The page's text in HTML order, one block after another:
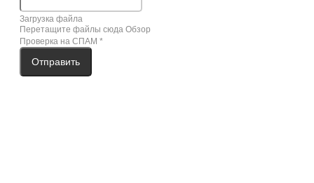
Загрузка файла
Перетащите файлы сюда Обзор
Проверка на СПАМ *
Отправить